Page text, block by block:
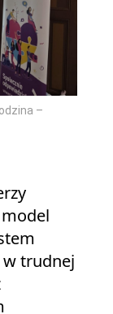
–
w trudnej